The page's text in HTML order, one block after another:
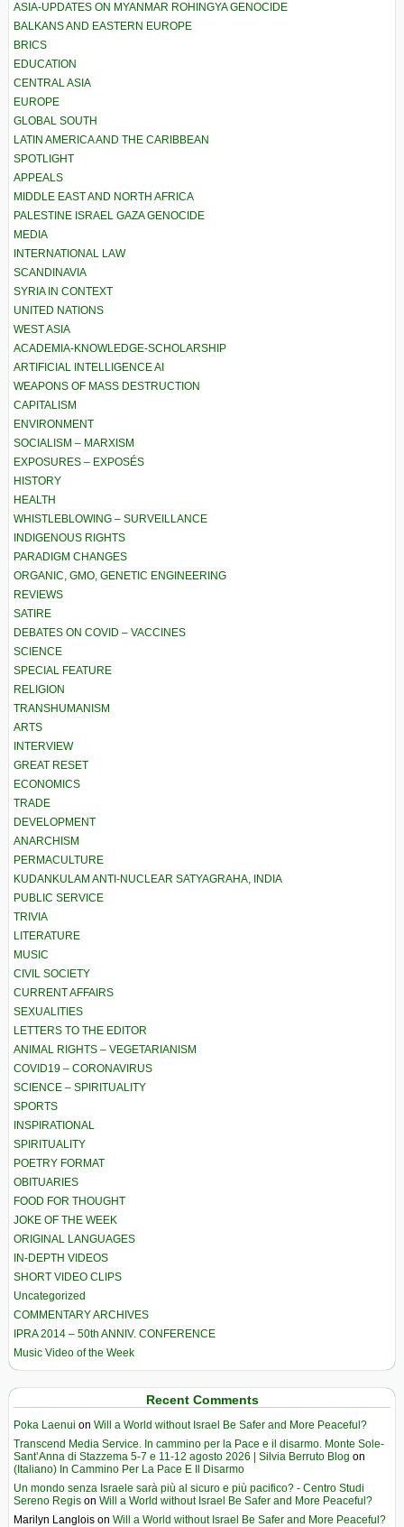
ASIA-UPDATES ON MYANMAR ROHINGYA GENOCIDE
BALKANS AND EASTERN EUROPE
BRICS
EDUCATION
CENTRAL ASIA
EUROPE
GLOBAL SOUTH
LATIN AMERICA AND THE CARIBBEAN
SPOTLIGHT
APPEALS
MIDDLE EAST AND NORTH AFRICA
PALESTINE ISRAEL GAZA GENOCIDE
MEDIA
INTERNATIONAL LAW
SCANDINAVIA
SYRIA IN CONTEXT
UNITED NATIONS
WEST ASIA
ACADEMIA-KNOWLEDGE-SCHOLARSHIP
ARTIFICIAL INTELLIGENCE AI
WEAPONS OF MASS DESTRUCTION
CAPITALISM
ENVIRONMENT
SOCIALISM – MARXISM
EXPOSURES – EXPOSÉS
HISTORY
HEALTH
WHISTLEBLOWING – SURVEILLANCE
INDIGENOUS RIGHTS
PARADIGM CHANGES
ORGANIC, GMO, GENETIC ENGINEERING
REVIEWS
SATIRE
DEBATES ON COVID – VACCINES
SCIENCE
SPECIAL FEATURE
RELIGION
TRANSHUMANISM
ARTS
INTERVIEW
GREAT RESET
ECONOMICS
TRADE
DEVELOPMENT
ANARCHISM
PERMACULTURE
KUDANKULAM ANTI-NUCLEAR SATYAGRAHA, INDIA
PUBLIC SERVICE
TRIVIA
LITERATURE
MUSIC
CIVIL SOCIETY
CURRENT AFFAIRS
SEXUALITIES
LETTERS TO THE EDITOR
ANIMAL RIGHTS – VEGETARIANISM
COVID19 – CORONAVIRUS
SCIENCE – SPIRITUALITY
SPORTS
INSPIRATIONAL
SPIRITUALITY
POETRY FORMAT
OBITUARIES
FOOD FOR THOUGHT
JOKE OF THE WEEK
ORIGINAL LANGUAGES
IN-DEPTH VIDEOS
SHORT VIDEO CLIPS
Uncategorized
COMMENTARY ARCHIVES
IPRA 2014 – 50th ANNIV. CONFERENCE
Music Video of the Week
Recent Comments
Poka Laenui on Will a World without Israel Be Safer and More Peaceful?
Transcend Media Service. In cammino per la Pace e il disarmo. Monte Sole-
Sant’Anna di Stazzema 5-7 e 11-12 agosto 2026 | Silvia Berruto Blog on
(Italiano) In Cammino Per La Pace E Il Disarmo
Un mondo senza Israele sarà più al sicuro e più pacifico? - Centro Studi
Sereno Regis on Will a World without Israel Be Safer and More Peaceful?
Marilyn Langlois on Will a World without Israel Be Safer and More Peaceful?